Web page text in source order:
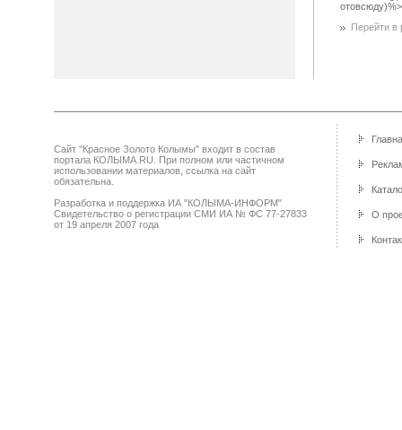
отовсюду)%>
Перейти в
Сайт "Красное Золото Колымы" входит в состав
портала КОЛЫМА.RU. При полном или частичном
использовании материалов, ссылка на сайт
обязательна.
Разработка и поддержка ИА "КОЛЫМА-ИНФОРМ"
Свидетельство о регистрации СМИ ИА № ФС 77-27833
от 19 апреля 2007 года
О